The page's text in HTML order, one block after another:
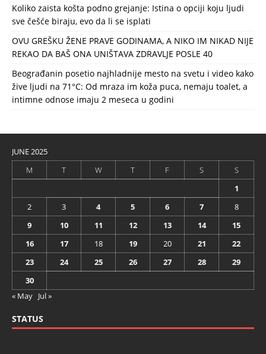
Koliko zaista košta podno grejanje: Istina o opciji koju ljudi
sve češće biraju, evo da li se isplati
OVU GREŠKU ŽENE PRAVE GODINAMA, A NIKO IM NIKAD NIJE
REKAO DA BAŠ ONA UNIŠTAVA ZDRAVLJE POSLE 40
Beograđanin posetio najhladnije mesto na svetu i video kako
žive ljudi na 71°C: Od mraza im koža puca, nemaju toalet, a
intimne odnose imaju 2 meseca u godini
JUNE 2025
M
T W T F S
S
1
2
3 4 5 6 7
8
9
10 11 12 13 14
15
16
17 18 19 20 21
22
23
24 25 26 27 28
29
30
« May Jul »
STATUS